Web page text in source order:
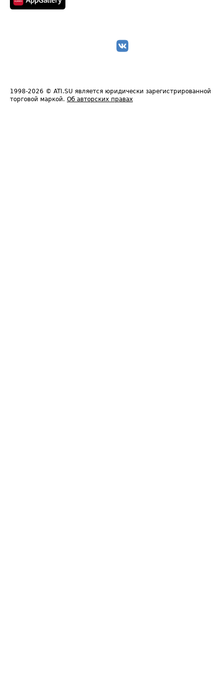
1998-2026 © ATI.SU является юридически зарегистрированной
торговой маркой. Об авторских правах